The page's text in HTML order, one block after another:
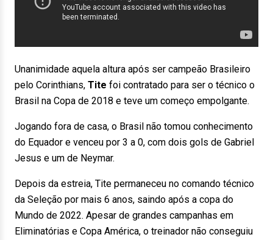
Unanimidade aquela altura após ser campeão Brasileiro
pelo Corinthians, Tite foi contratado para ser o técnico o
Brasil na Copa de 2018 e teve um começo empolgante.
Jogando fora de casa, o Brasil não tomou conhecimento
do Equador e venceu por 3 a 0, com dois gols de Gabriel
Jesus e um de Neymar.
Depois da estreia, Tite permaneceu no comando técnico
da Seleção por mais 6 anos, saindo após a copa do
Mundo de 2022. Apesar de grandes campanhas em
Eliminatórias e Copa América, o treinador não conseguiu